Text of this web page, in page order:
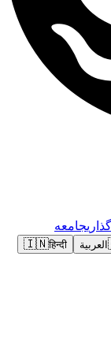
جامعه
العربية 🇮🇳हिन्दी